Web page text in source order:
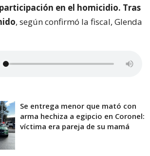
en el homicidio. Tras
, según confirmó la fiscal, Glenda
Se entrega menor que mató con
arma hechiza a egipcio en Coronel:
víctima era pareja de su mamá